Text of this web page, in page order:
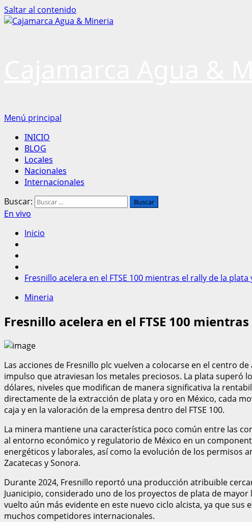
Saltar al contenido
Menú principal
INICIO
BLOG
Locales
Nacionales
Internacionales
Buscar:
En vivo
Inicio
Fresnillo acelera en el FTSE 100 mientras el rally de la
Mineria
Fresnillo acelera en el FTSE 100
Las acciones de Fresnillo plc vuelven a colocarse en el centro
impulso que atraviesan los metales preciosos. La plata superó
dólares, niveles que modifican de manera significativa la
directamente de la extracción de plata y oro en México, cada
caja y en la valoración de la empresa dentro del FTSE 100.
La minera mantiene una característica poco común entre las
al entorno económico y regulatorio de México en un
energéticos y laborales, así como la evolución de los permisos
Zacatecas y Sonora.
Durante 2024, Fresnillo reportó una producción atribuible
Juanicipio, considerado uno de los proyectos de plata de
vuelto aún más evidente en este nuevo ciclo alcista, ya que
muchos competidores internacionales.